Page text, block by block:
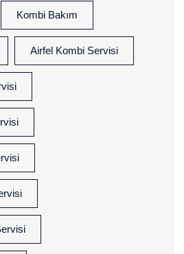
Kombi Bakım
Airfel Kombi Servisi